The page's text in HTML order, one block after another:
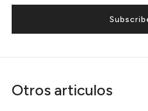
Otros articulos